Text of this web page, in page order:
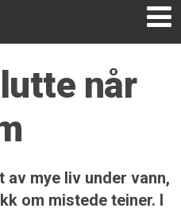
når
mye liv under vann,
om mistede teiner. I